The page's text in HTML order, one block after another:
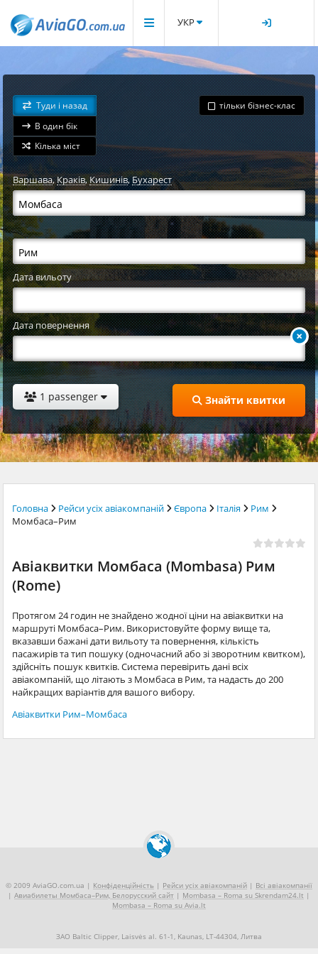
УКР
Туди і назад
В один бік
Кілька міст
тільки бізнес-клас
Варшава,Краків,Кишинів,Бухарест
Дата вильоту
Дата повернення
1 passenger Знайти квитки
Головна Рейси усіх авіакомпаній Європа Італія
Рим
Момбаса–Рим
Авіаквитки Момбаса (Mombasa) Рим
(Rome)
Протягом 24 годин не знайдено жодної ціни на авіаквитки на
маршруті Момбаса–Рим. Використовуйте форму вище та,
вказавши бажані дати вильоту та повернення, кількість
пасажирів та тип пошуку (одночасний або зі зворотним квитком),
здійсніть пошук квитків. Система перевірить дані всіх
авіакомпаній, що літають з Момбаса в Рим, та надасть до 200
найкращих варіантів для вашого вибору.
Авіаквитки Рим–Момбаса
© 2009 AviaGO.com.ua | Конфіденційність | Рейси усіх авіакомпаній | Всі авіакомпанії
| Авиабилеты Момбаса–Рим, Белорусский сайт | Mombasa – Roma su Skrendam24.lt |
Mombasa – Roma su Avia.lt
ЗАО Baltic Clipper, Laisvės al. 61-1, Kaunas, LT-44304, Литва